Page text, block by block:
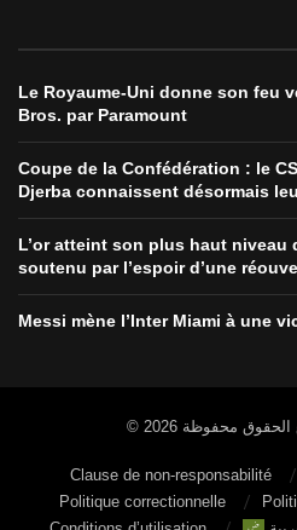
Le Royaume-Uni donne son feu
Bros. par Paramount
Coupe de la Confédération : le
Djerba connaissent désormais
L’or atteint son plus haut niveau
soutenu par l’espoir d’une
Messi mène l’Inter Miami à une
Clause de non-responsabilité
Politique correctionnelle